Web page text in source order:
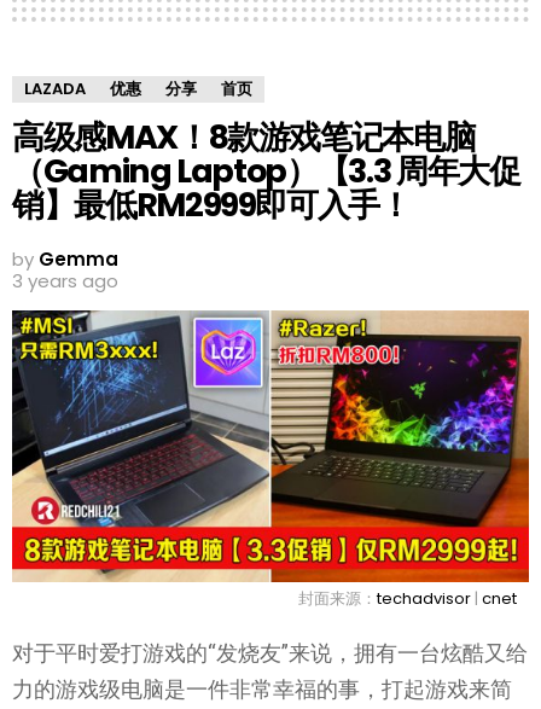
LAZADA 优惠 分享 首页
高级感MAX！8款游戏笔记本电脑
（Gaming Laptop）【3.3 周年大促
销】最低RM2999即可入手！
by Gemma
3 years ago
封面来源：techadvisor | cnet
对于平时爱打游戏的“发烧友”来说，拥有一台炫酷又给
力的游戏级电脑是一件非常幸福的事，打起游戏来简